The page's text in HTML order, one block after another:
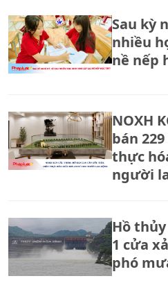
Sau kỳ
nhiều
nề nếp
NOXH
bán
thực
người
Hồ
1 cửa
phó